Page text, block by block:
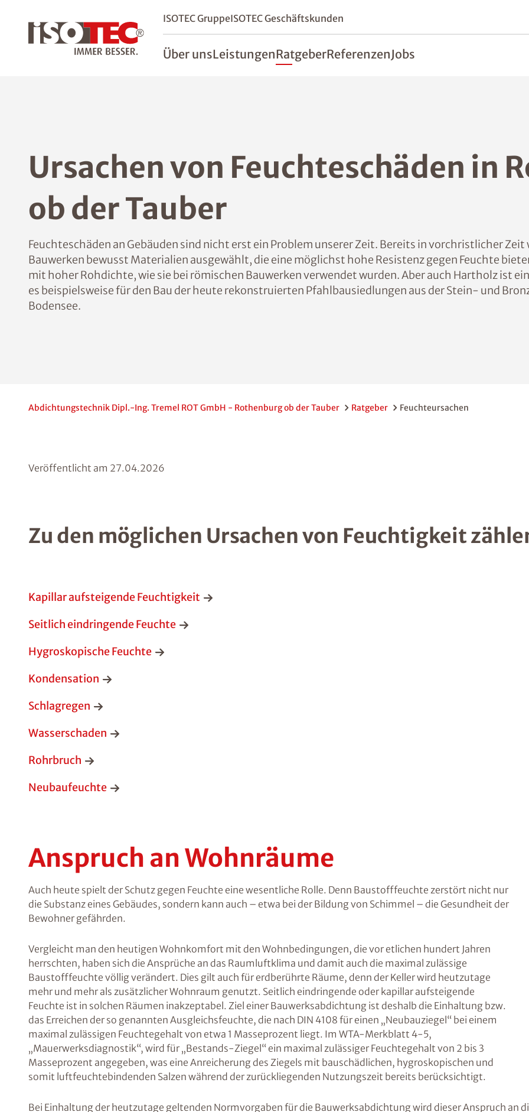
ISOTEC GruppeISOTEC Geschäftskunden
Über unsLeistungenRatgeberReferenzenJobs
Ursachen von Feuchteschäden in
ob der Tauber
Feuchteschäden an Gebäuden sind nicht erst ein Problem unserer Zeit. Bereits in vorchristlicher
Bauwerken bewusst Materialien ausgewählt, die eine möglichst hohe Resistenz gegen Feuchte
mit hoher Rohdichte, wie sie bei römischen Bauwerken verwendet wurden. Aber auch Hartholz ist
es beispielsweise für den Bau der heute rekonstruierten Pfahlbausiedlungen aus der Stein- und
Bodensee.
Abdichtungstechnik Dipl.-Ing. Tremel ROT GmbH - Rothenburg ob der Tauber Ratgeber Feuchteursachen
Veröffentlicht am 27.04.2026
Zu den möglichen Ursachen von Feuchtigkeit
Kapillar aufsteigende Feuchtigkeit
Seitlich eindringende Feuchte
Hygroskopische Feuchte
Kondensation
Schlagregen
Wasserschaden
Rohrbruch
Neubaufeuchte
Anspruch an Wohnräume
Auch heute spielt der Schutz gegen Feuchte eine wesentliche Rolle. Denn Baustofffeuchte zerstört nicht nur
die Substanz eines Gebäudes, sondern kann auch – etwa bei der Bildung von Schimmel – die Gesundheit der
Bewohner gefährden.
Vergleicht man den heutigen Wohnkomfort mit den Wohnbedingungen, die vor etlichen hundert Jahren
herrschten, haben sich die Ansprüche an das Raumluftklima und damit auch die maximal zulässige
Baustofffeuchte völlig verändert. Dies gilt auch für erdberührte Räume, denn der Keller wird heutzutage
mehr und mehr als zusätzlicher Wohnraum genutzt. Seitlich eindringende oder kapillar aufsteigende
Feuchte ist in solchen Räumen inakzeptabel. Ziel einer Bauwerksabdichtung ist deshalb die Einhaltung bzw.
das Erreichen der so genannten Ausgleichsfeuchte, die nach DIN 4108 für einen „Neubauziegel“ bei einem
maximal zulässigen Feuchtegehalt von etwa 1 Masseprozent liegt. Im WTA-Merkblatt 4-5,
„Mauerwerksdiagnostik“, wird für „Bestands-Ziegel“ ein maximal zulässiger Feuchtegehalt von 2 bis 3
Masseprozent angegeben, was eine Anreicherung des Ziegels mit bauschädlichen, hygroskopischen und
somit luftfeuchtebindenden Salzen während der zurückliegenden Nutzungszeit bereits berücksichtigt.
Bei Einhaltung der heutzutage geltenden Normvorgaben für die Bauwerksabdichtung wird dieser Anspruch an